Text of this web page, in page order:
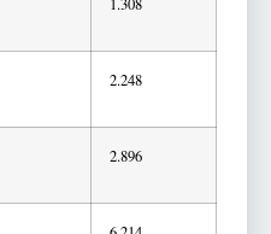
1.308
2.248
2.896